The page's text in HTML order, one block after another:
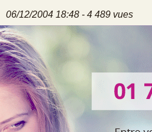
06/12/2004 18:48 - 4 489 vues